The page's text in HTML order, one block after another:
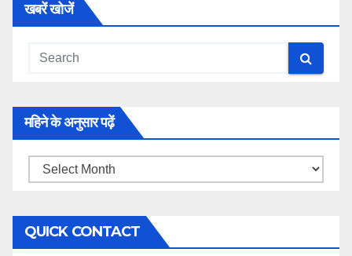
खबरें खोजें
महिने के अनुसार पढ़ें
महिने
अनुसार
पढ़ें
QUICK CONTACT